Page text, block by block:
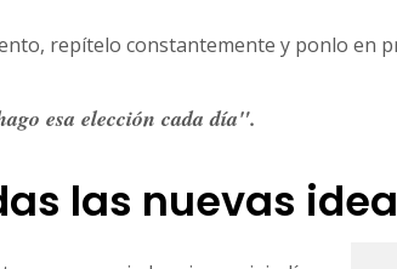
repítelo constantemente y ponlo en
esa elección cada día".
las nuevas